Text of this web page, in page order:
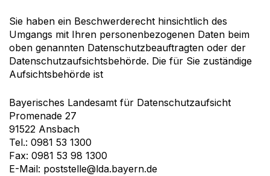
Sie haben ein Beschwerderecht hinsichtlich des
Umgangs mit Ihren personenbezogenen Daten beim
oben genannten Datenschutzbeauftragten oder der
Datenschutzaufsichtsbehörde. Die für Sie zuständige
Aufsichtsbehörde ist
Bayerisches Landesamt für Datenschutzaufsicht
Promenade 27
91522 Ansbach
Tel.: 0981 53 1300
Fax: 0981 53 98 1300
E-Mail: poststelle@lda.bayern.de